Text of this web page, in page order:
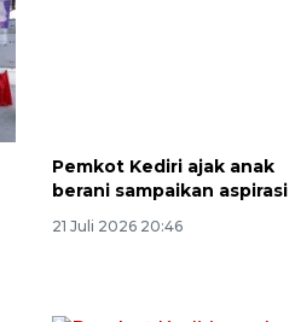
Pemkot Kediri ajak anak
berani sampaikan aspirasi
21 Juli 2026 20:46